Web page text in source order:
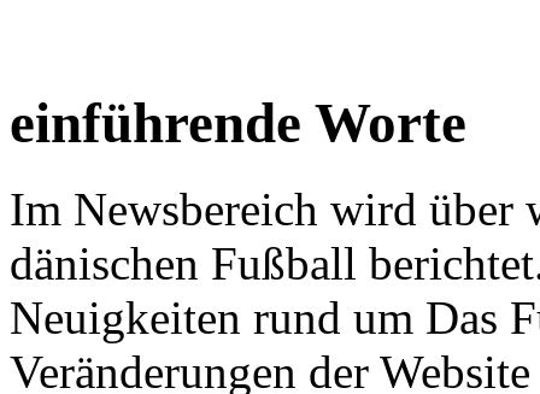
einführende Worte
Im Newsbereich wird über
dänischen Fußball
Neuigkeiten rund um Das
Veränderungen der